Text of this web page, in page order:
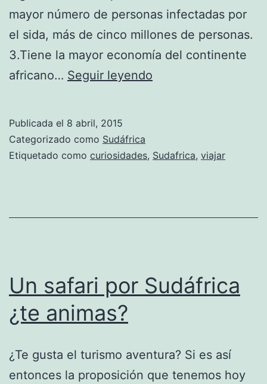
mayor número de personas infectadas por
el sida, más de cinco millones de personas.
3.Tiene la mayor economía del continente
africano… Seguir leyendo
Publicada el 8 abril, 2015
Categorizado como Sudáfrica
Etiquetado como curiosidades, Sudafrica, viajar
Un safari por Sudáfrica
¿te animas?
¿Te gusta el turismo aventura? Si es así
entonces la proposición que tenemos hoy